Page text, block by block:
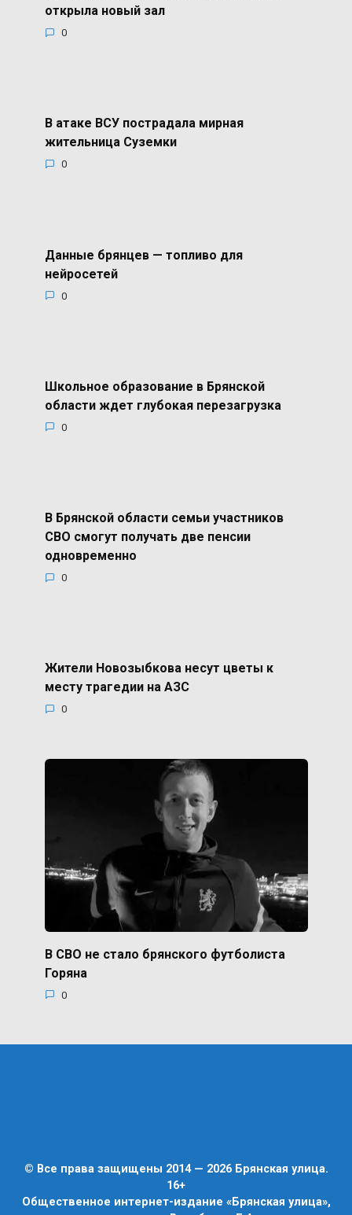
открыла новый зал
0
В атаке ВСУ пострадала мирная
жительница Суземки
0
Данные брянцев — топливо для
нейросетей
0
Школьное образование в Брянской
области ждет глубокая перезагрузка
0
В Брянской области семьи участников
СВО смогут получать две пенсии
одновременно
0
Жители Новозыбкова несут цветы к
месту трагедии на АЗС
0
В СВО не стало брянского футболиста
Горяна
0
© Все права защищены 2014 — 2026 Брянская улица.
16+
Общественное интернет-издание «Брянская улица»,